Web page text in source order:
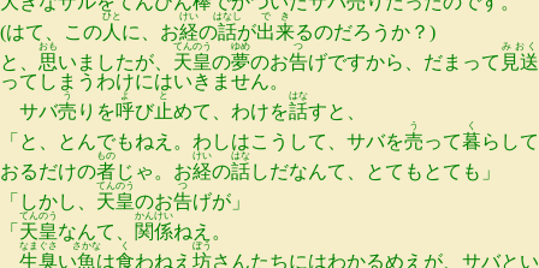
(はて、この人
ひと
に、お経
けい
の話
はなし
が出来
でき
るのだろうか？)
と、 思
おも
いましたが、 天皇
てんのう
の夢
ゆめ
のお告
つ
げですから、だまって 見送
みおく
ってしまうわけにはいきません。
サバ売
う
りを呼
よ
び止
と
めて、わけを話
はな
すと、
「と、とんでもねえ。わしはこうして、サバを売
う
って暮
く
らして
おるだけの者
もの
じゃ。お経
けい
の話
はな
しだなんて、とてもとても」
「しかし、 天皇
てんのう
のお告
つ
げが」
「 天皇
てんのう
なんて、 関係
かんけい
ねえ。
生臭
なまぐさ
い魚
さかな
は食
く
わねえ 坊
ぼう
さんたちにはわかるめえが、サバとい